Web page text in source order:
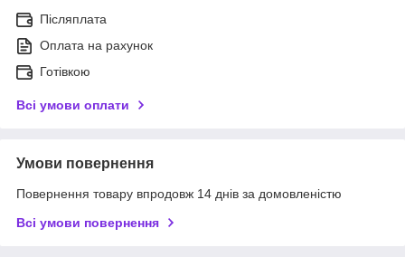
Післяплата
Оплата на рахунок
Готівкою
Всі умови оплати
Умови повернення
Повернення товару впродовж 14 днів за домовленістю
Всі умови повернення